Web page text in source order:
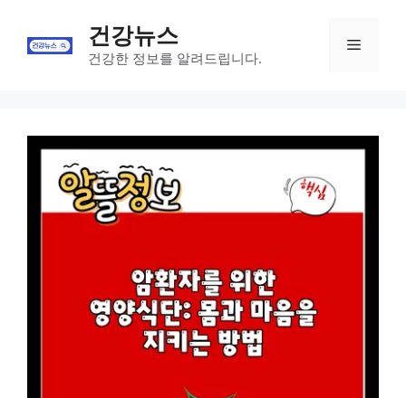
content
건강뉴스
건강한 정보를 알려드립니다.
Menu